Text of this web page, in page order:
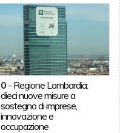
0 - Regione Lombardia:
dieci nuove misure a
sostegno di imprese,
innovazione e
occupazione